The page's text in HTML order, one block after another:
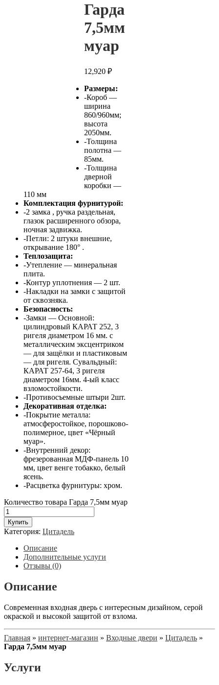
Гарда
7,5мм
муар
12,920₽
Размеры:
-Короб —
ширина
860/960мм;
высота
2050мм.
-Толщина
полотна —
85мм.
-Толщина
дверной
коробки —
110 мм
Комплектация фурнитурой:
-2 замка , ручка раздельная,
глазок расширенного обзора,
ночная задвижка.
-Петли: 2 штуки внешние,
открывание 180° .
Теплозащита:
-Утепление — минеральная
плита.
-Контур уплотнения — 2 шт.
-Накладки на замки с защитой
от сквозняка.
Безопасность:
-Замки — Основной:
цилиндровый КАРАТ 252, 3
ригеля диаметром 16 мм. с
металлическим эксцентриком
— для защёлки и пластиковым
— для ригеля. Сувальдный:
КАРАТ 257-64, 3 ригеля
диаметром 16мм. 4-ый класс
взломостойкости.
-Противосъемные штыри 2шт.
Декоративная отделка:
-Покрытие металла:
атмосферостойкое, порошково-
полимерное, цвет «Чёрный
муар».
-Внутренний декор:
фрезерованная МДФ-панель 10
мм, цвет венге тобакко, белый
ясень.
-Расцветка фурнитуры: хром.
Количество товара Гарда 7,5мм муар
Купить
Категория: Цитадель
Описание
Дополнительные услуги
Отзывы (0)
Описание
Современная входная дверь с интересным дизайном, серой
окраской и высокой защитой от взлома.
Главная » интернет-магазин » Входные двери » Цитадель »
Гарда 7,5мм муар
Услуги